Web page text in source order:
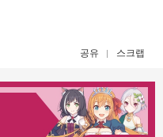
공유 스크랩